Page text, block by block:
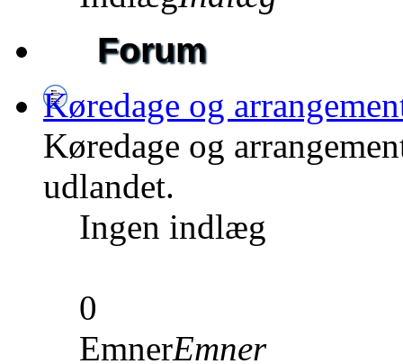
Forum
Køredage og
Køredage og
udlandet.
Ingen indlæg
0
EmnerEmner